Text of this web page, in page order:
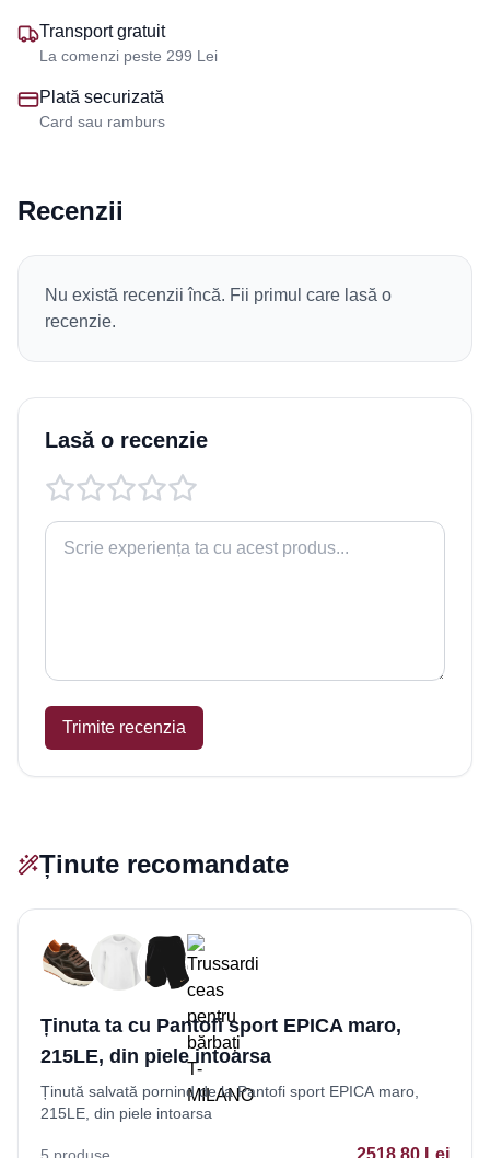
Transport gratuit
La comenzi peste 299 Lei
Plată securizată
Card sau ramburs
Recenzii
Nu există recenzii încă. Fii primul care lasă o
recenzie.
Lasă o recenzie
Trimite recenzia
Ținute recomandate
Ținuta ta cu Pantofi sport EPICA maro,
215LE, din piele intoarsa
Ținută salvată pornind de la Pantofi sport EPICA maro,
215LE, din piele intoarsa
2518.80 Lei